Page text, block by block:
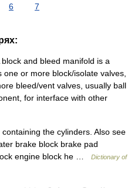
6 7
and bleed manifold is a
or more block/isolate valves,
bleed/vent valves, usually ball
for interface with other
the cylinders. Also see
brake block brake pad
engine block he …
Dictionary of